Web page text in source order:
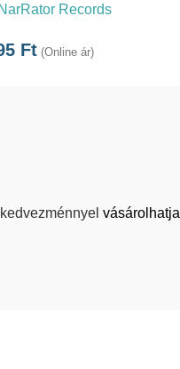
NarRator Records
Ft (Online ár)
kedvezménnyel vásárolhatja